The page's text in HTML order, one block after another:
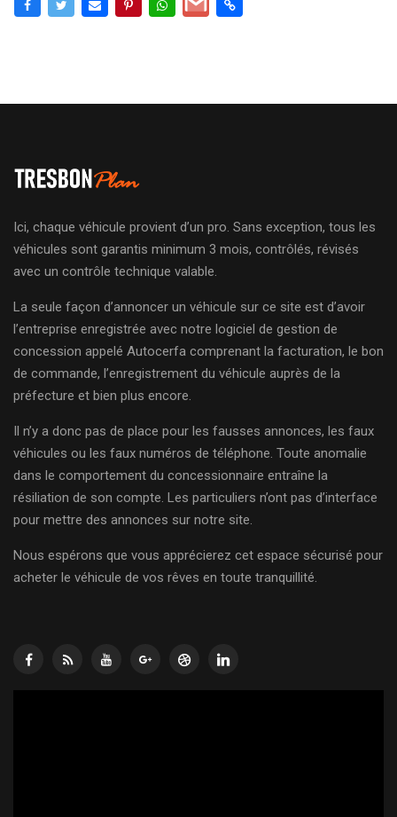
Ici, chaque véhicule provient d’un pro. Sans exception, tous les
véhicules sont garantis minimum 3 mois, contrôlés, révisés
avec un contrôle technique valable.
La seule façon d’annoncer un véhicule sur ce site est d’avoir
l’entreprise enregistrée avec notre logiciel de gestion de
concession appelé Autocerfa comprenant la facturation, le bon
de commande, l’enregistrement du véhicule auprès de la
préfecture et bien plus encore.
Il n’y a donc pas de place pour les fausses annonces, les faux
véhicules ou les faux numéros de téléphone. Toute anomalie
dans le comportement du concessionnaire entraîne la
résiliation de son compte. Les particuliers n’ont pas d’interface
pour mettre des annonces sur notre site.
Nous espérons que vous apprécierez cet espace sécurisé pour
acheter le véhicule de vos rêves en toute tranquillité.